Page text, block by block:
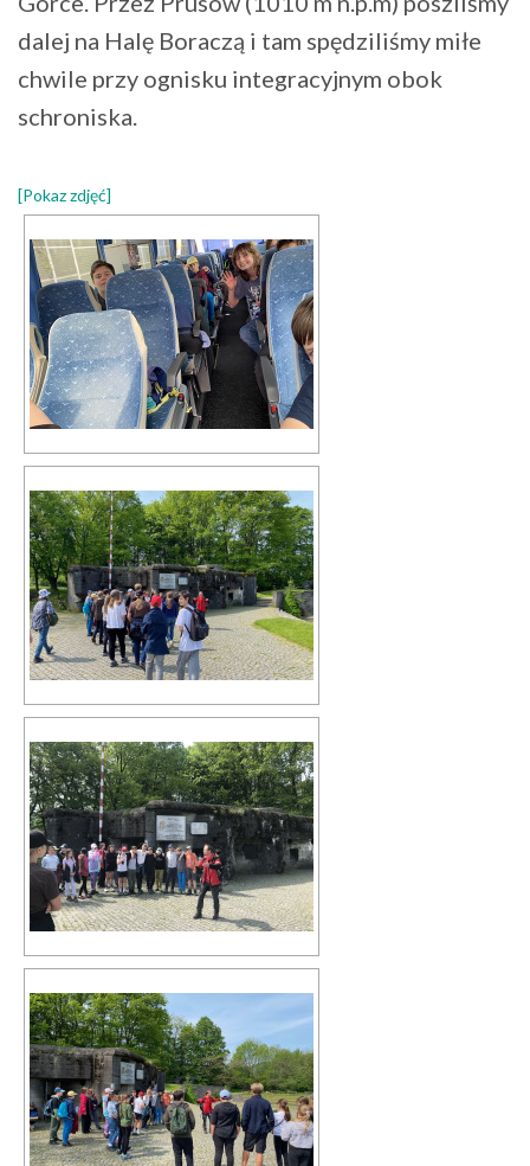
dalej na Halę Boraczą i tam spędziliśmy miłe
chwile przy ognisku integracyjnym obok
schroniska.
[Pokaz zdjęć]